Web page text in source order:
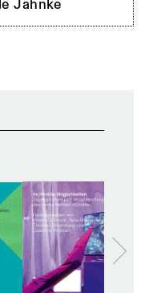
Jahnke